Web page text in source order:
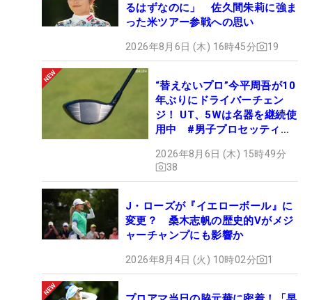
るはずなのに」 佐久間朱莉に強ま
った米ツアー参戦への思い
2026年8月6日 (木) 16時45分 19
“替えないプロ”今平周吾が10
年ぶりにドライバーチェン
ジ！ UT、5Wは名器を継続使
用中 #男子プロセッティン
2026年8月6日 (木) 15時49分
38
J・ローズが『イエローボール』に
変更？ 桑木志帆の歴史的Vがメジ
ャーチャンプにも影響か
2026年8月4日 (火) 10時02分 1